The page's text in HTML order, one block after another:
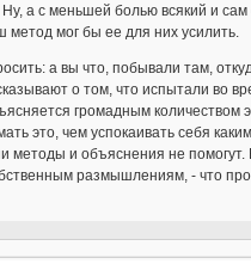
а с меньшей болью всякий и сам
метод мог бы ее для них усилить.
а вы что, побывали там,
о том, что испытали во
громадным
это, чем успокаивать себя
и объяснения не
размышлениям, - что